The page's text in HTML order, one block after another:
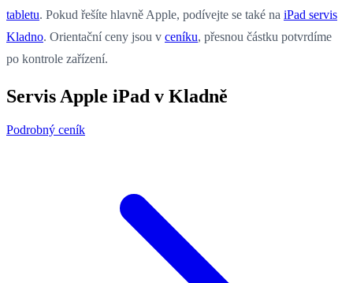
tabletu. Pokud řešíte hlavně Apple, podívejte se také na iPad servis
Kladno. Orientační ceny jsou v ceníku, přesnou částku potvrdíme
po kontrole zařízení.
Servis Apple iPad v Kladně
Podrobný ceník